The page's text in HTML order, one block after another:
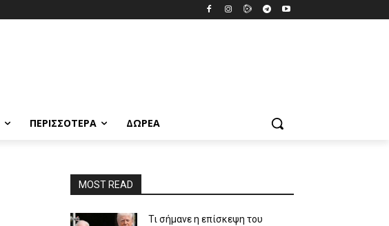
ΠΕΡΙΣΣΟΤΕΡΑ ΔΩΡΕΆ
MOST READ
Τι σήμανε η επίσκεψη του